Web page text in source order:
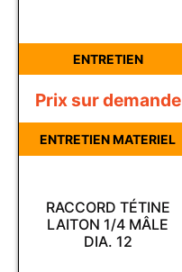
ENTRETIEN
RACCORD TÉTINE
LAITON 1/4 MÂLE
DIA. 12
Prix sur demande
ENTRETIEN MATERIEL